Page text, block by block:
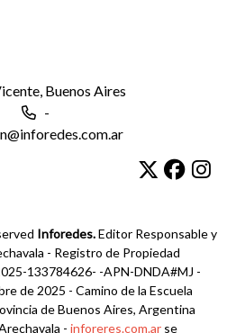
Buenos Aires
-
Inforedes.Editor Responsable y
- Registro de Propiedad
133784626- -APN-DNDA#MJ -
de 2025 - Camino de la Escuela
de Buenos Aires, Argentina
- inforeres.com.ar se